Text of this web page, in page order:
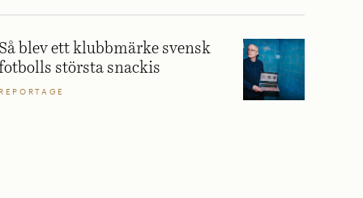
Så blev ett klubbmärke svensk
största snackis
REPORTAGE